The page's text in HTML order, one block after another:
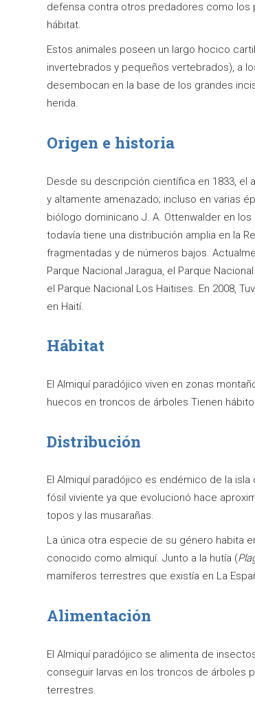
defensa contra otros predadores como los
hábitat.
Estos animales poseen un largo hocico
invertebrados y pequeños vertebrados), a
desembocan en la base de los grandes
herida.
Origen e historia
Desde su descripción científica en 1833, el
y altamente amenazado; incluso en varias
biólogo dominicano J. A. Ottenwalder en
todavía tiene una distribución amplia en la
fragmentadas y de números bajos.
Parque Nacional Jaragua, el Parque
el Parque Nacional Los Haitises. En 2008,
en Haití.
Hábitat
El Almiquí paradójico viven en zonas
huecos en troncos de árboles Tienen
Distribución
El Almiquí paradójico es endémico de la
fósil viviente ya que evolucionó hace
topos y las musarañas.
La única otra especie de su género habita
conocido como almiquí. Junto a la hutía (
mamíferos terrestres que existía en La
Alimentación
El Almiquí paradójico se alimenta de
conseguir larvas en los troncos de árboles
terrestres.